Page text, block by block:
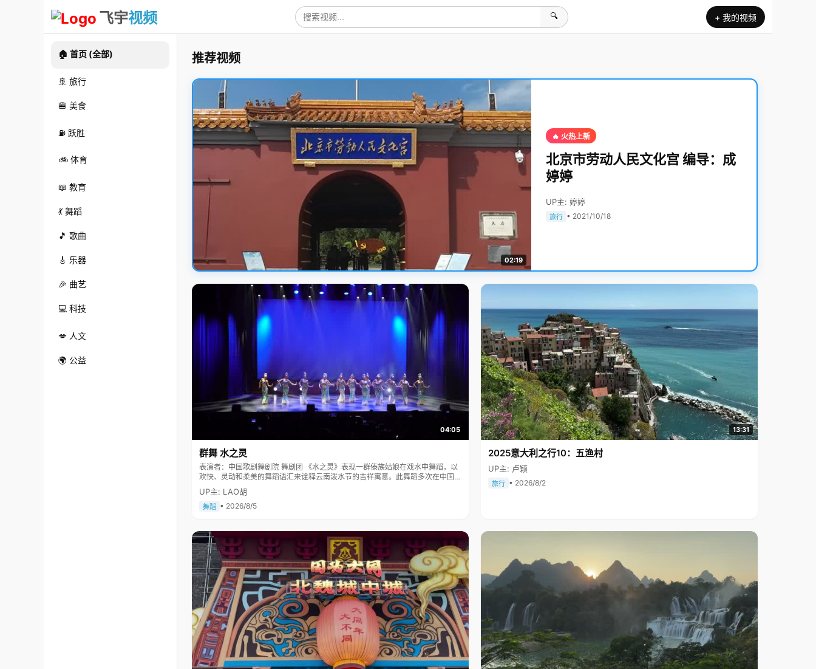
飞宇视频 🔍 + 我的视频
🏠 首页 (全部)
🚢 旅行
🍔 美食
⛽ 跃胜
🚲 体育
📖 教育
💃 舞蹈
🎵 歌曲
🎸 乐器
🎉 曲艺
💻 科技
💋 人文
🌍 公益
推荐视频
02:19
🔥 火热上新
北京市劳动人民文化宫 编导：成
婷婷
UP主: 婷婷
旅行 • 2021/10/18
04:05
群舞 水之灵
表演者：中国歌剧舞剧院 舞剧团 《水之灵》表现一群傣族姑娘在戏水中舞蹈，以
欢快、灵动和柔美的舞蹈语汇来诠释云南泼水节的吉祥寓意。此舞蹈多次在中国人
民大会堂及国际舞台上表演，一直得到赞誉其舞美，人美，寓意美。。
UP主: LAO胡
舞蹈 • 2026/8/5
13:31
2025意大利之行10：五渔村
UP主: 卢颖
旅行 • 2026/8/2